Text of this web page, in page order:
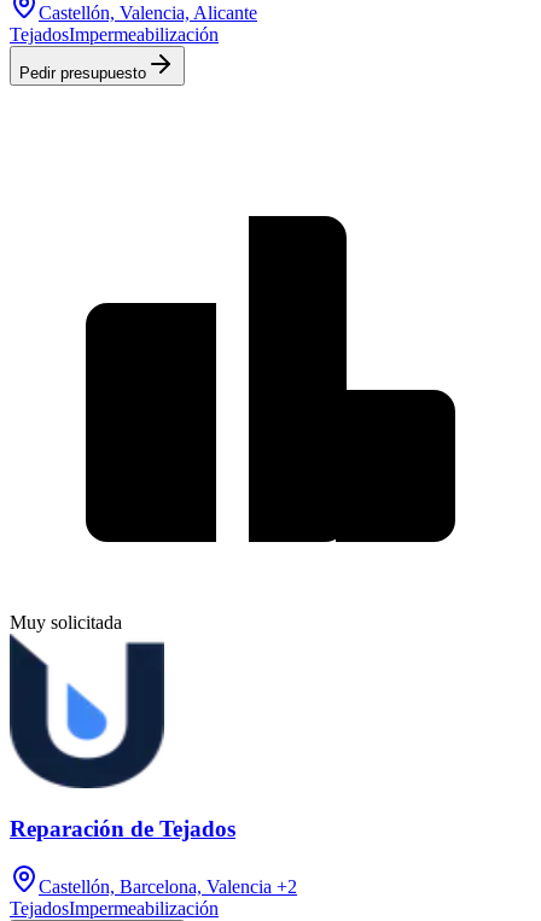
Castellón, Valencia, Alicante
TejadosImpermeabilización
Pedir presupuesto
Muy solicitada
Reparación de Tejados
Castellón, Barcelona, Valencia +2
TejadosImpermeabilización